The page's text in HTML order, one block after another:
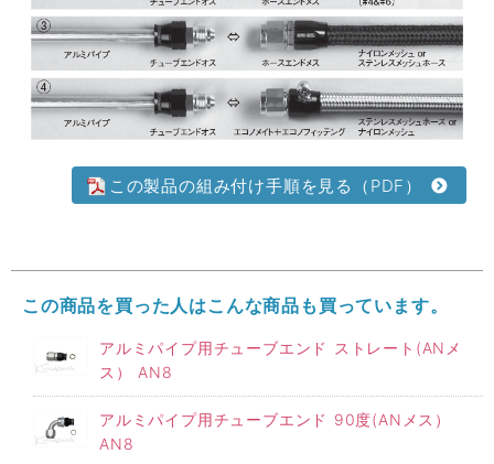
この製品の組み付け手順を見る（PDF）
この商品を買った人はこんな商品も買っています。
アルミパイプ用チューブエンド ストレート(ANメ
ス） AN8
アルミパイプ用チューブエンド 90度(ANメス）
AN8